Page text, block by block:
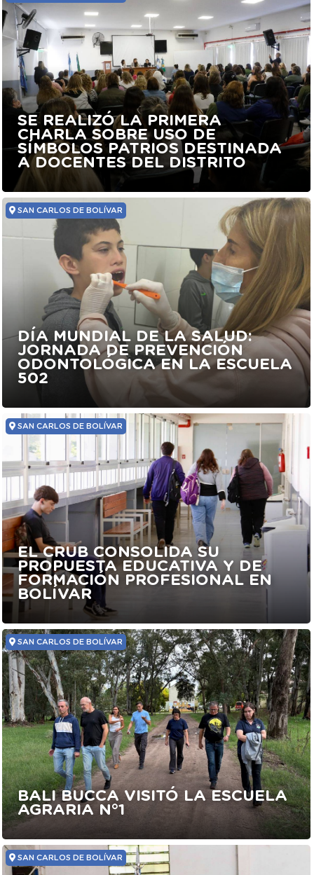
SE REALIZÓ LA PRIMERA
CHARLA SOBRE USO DE
SÍMBOLOS PATRIOS DESTINADA
A DOCENTES DEL DISTRITO
SAN CARLOS DE BOLÍVAR
DÍA MUNDIAL DE LA SALUD:
JORNADA DE PREVENCIÓN
ODONTOLÓGICA EN LA ESCUELA
502
SAN CARLOS DE BOLÍVAR
EL CRUB CONSOLIDA SU
PROPUESTA EDUCATIVA Y DE
FORMACIÓN PROFESIONAL EN
BOLÍVAR
SAN CARLOS DE BOLÍVAR
BALI BUCCA VISITÓ LA ESCUELA
AGRARIA N°1
SAN CARLOS DE BOLÍVAR